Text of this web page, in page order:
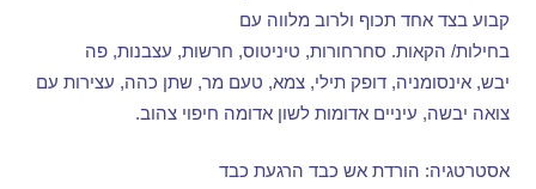
קבוע בצד אחד תכוף ולרוב מלווה עם
בחילות/ הקאות. סחרחורות, טיניטוס, חרשות, עצבנות,פה
יבש,אינסומניה,דופק תילי,צמא, טעם מר,שתן כהה, עצירות עם
צואה יבשה, עיניים אדומות לשון אדומה חיפוי צהוב.
אסטרטגיה: הורדת אש כבד הרגעת כבד